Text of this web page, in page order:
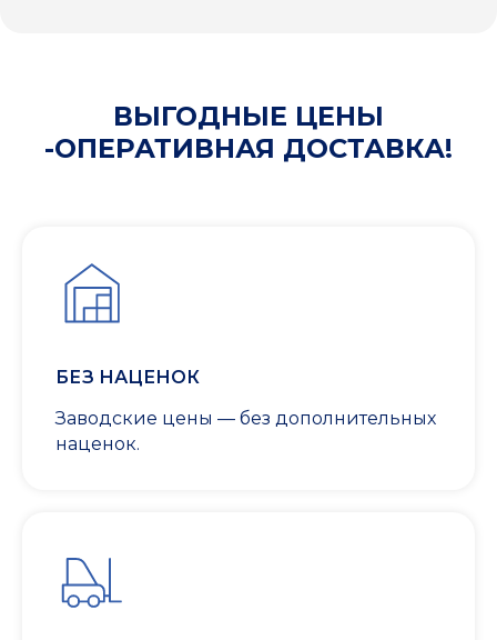
ВЫГОДНЫЕ ЦЕНЫ
-ОПЕРАТИВНАЯ ДОСТАВКА!
БЕЗ НАЦЕНОК
Заводские цены — без дополнительных
наценок.